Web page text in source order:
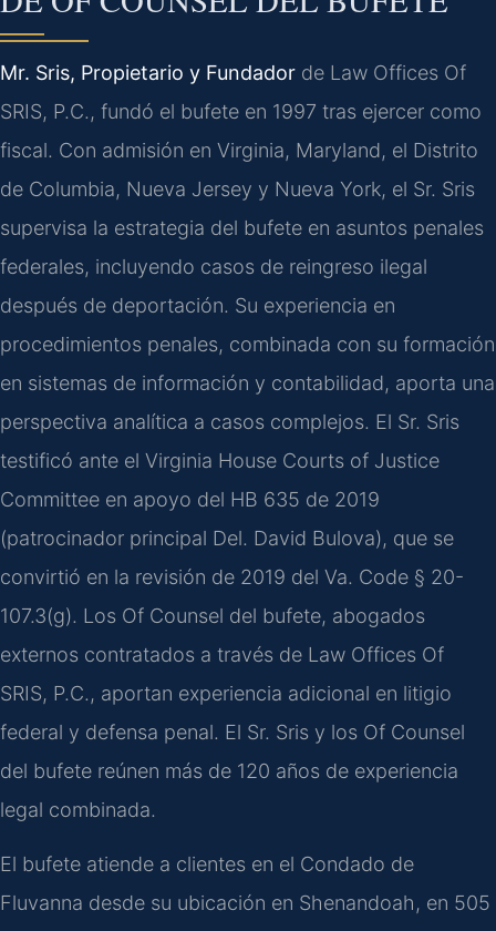
Mr. Sris, Propietario y Fundador de Law Offices Of
SRIS, P.C., fundó el bufete en 1997 tras ejercer como
fiscal. Con admisión en Virginia, Maryland, el Distrito
de Columbia, Nueva Jersey y Nueva York, el Sr. Sris
supervisa la estrategia del bufete en asuntos penales
federales, incluyendo casos de reingreso ilegal
después de deportación. Su experiencia en
procedimientos penales, combinada con su formación
en sistemas de información y contabilidad, aporta una
perspectiva analítica a casos complejos. El Sr. Sris
testificó ante el Virginia House Courts of Justice
Committee en apoyo del HB 635 de 2019
(patrocinador principal Del. David Bulova), que se
convirtió en la revisión de 2019 del Va. Code § 20-
107.3(g). Los Of Counsel del bufete, abogados
externos contratados a través de Law Offices Of
SRIS, P.C., aportan experiencia adicional en litigio
federal y defensa penal. El Sr. Sris y los Of Counsel
del bufete reúnen más de 120 años de experiencia
legal combinada.
El bufete atiende a clientes en el Condado de
Fluvanna desde su ubicación en Shenandoah, en 505